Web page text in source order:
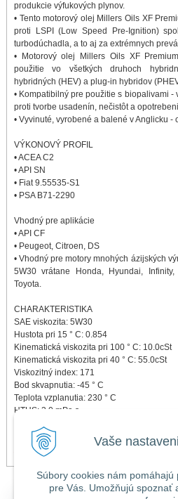
Vaše
Súbory cookies nám
pre Vás. Umožňujú spoznať
produkcie výfukových plynov.
• Tento motorový olej Millers Oils XF
proti LSPI (Low Speed ​​Pre-Ignition)
turbodúchadla, a to aj za extrémnych
• Motorový olej Millers Oils XF
použitie vo všetkých druhoch
hybridných (HEV) a plug-in hybridov
• Kompatibilný pre použitie s biopalivami
proti tvorbe usadenín, nečistôt a
• Vyvinuté, vyrobené a balené v Anglicku -
VÝKONOVÝ PROFIL
• ACEA C2
• API SN
• Fiat 9.55535-S1
• PSA B71-2290
Vhodný pre aplikácie
• API CF
• Peugeot, Citroen, DS
• Vhodný pre motory mnohých ázijských
5W30 vrátane Honda, Hyundai,
Toyota.
CHARAKTERISTIKA
SAE viskozita: 5W30
Hustota pri 15 ° C: 0.854
Kinematická viskozita pri 100 ° C: 10.0cSt
Kinematická viskozita pri 40 ° C: 55.0cSt
Viskozitný index: 171
Bod skvapnutia: -45 ° C
Teplota vzplanutia: 230 ° C
HTHS: 3.0 mPa.s
BEZPEČNOSTNÝ LIST